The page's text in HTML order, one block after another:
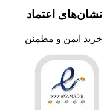
اعتماد
و مطمئن